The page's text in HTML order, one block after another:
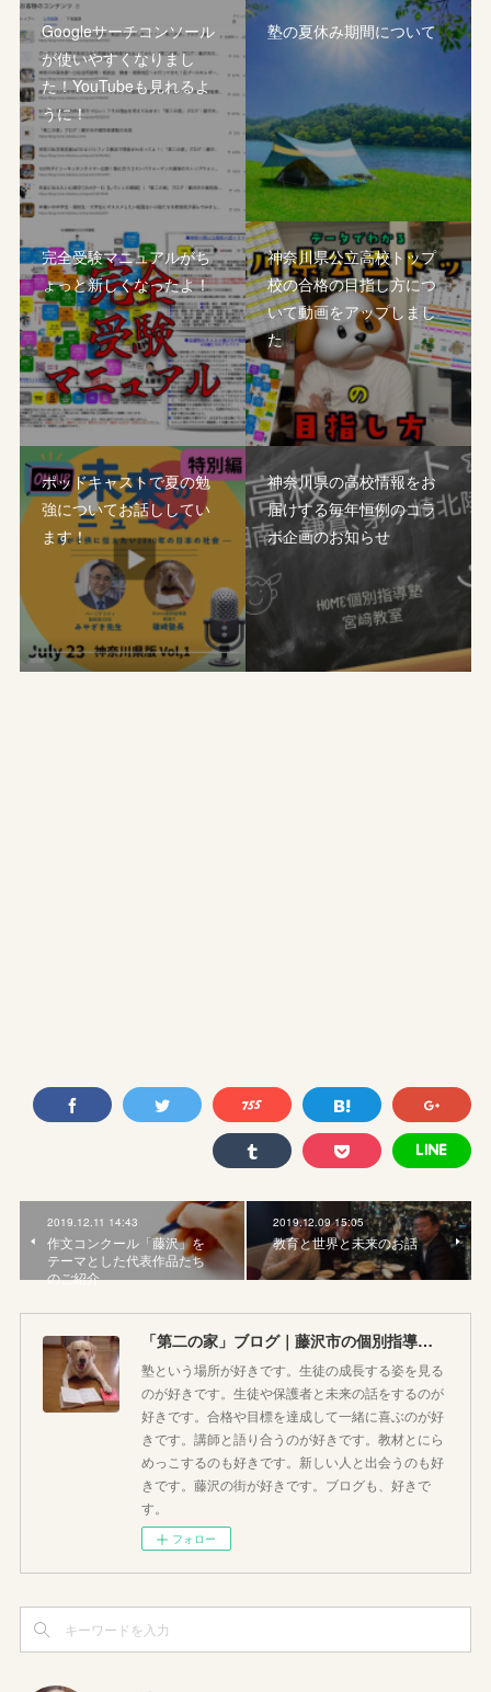
Googleサーチコンソール
が使いやすくなりまし
た！YouTubeも見れるよ
うに！
塾の夏休み期間について
完全受験マニュアルがち
ょっと新しくなったよ！
神奈川県公立高校トップ
校の合格の目指し方につ
いて動画をアップしまし
た
ポッドキャストで夏の勉
強についてお話ししてい
ます！
神奈川県の高校情報をお
届けする毎年恒例のコラ
ボ企画のお知らせ
2019.12.11 14:43
作文コンクール「藤沢」を
テーマとした代表作品たち
のご紹介
2019.12.09 15:05
教育と世界と未来のお話
「第二の家」ブログ｜藤沢市の個別指導塾のお話
塾という場所が好きです。生徒の成長する姿を見る
のが好きです。生徒や保護者と未来の話をするのが
好きです。合格や目標を達成して一緒に喜ぶのが好
きです。講師と語り合うのが好きです。教材とにら
めっこするのも好きです。新しい人と出会うのも好
きです。藤沢の街が好きです。ブログも、好きで
す。
フォロー